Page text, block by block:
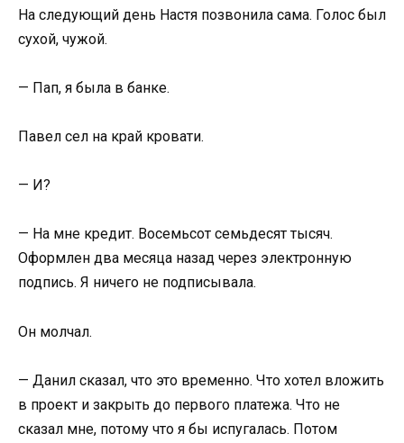
На следующий день Настя позвонила сама. Голос был
сухой, чужой.
— Пап, я была в банке.
Павел сел на край кровати.
— И?
— На мне кредит. Восемьсот семьдесят тысяч.
Оформлен два месяца назад через электронную
подпись. Я ничего не подписывала.
Он молчал.
— Данил сказал, что это временно. Что хотел вложить
в проект и закрыть до первого платежа. Что не
сказал мне, потому что я бы испугалась. Потом